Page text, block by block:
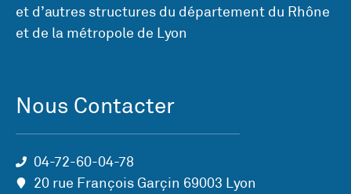
et d’autres structures du département du Rhône
et de la métropole de Lyon
Nous Contacter
04-72-60-04-78
20 rue François Garçin 69003 Lyon